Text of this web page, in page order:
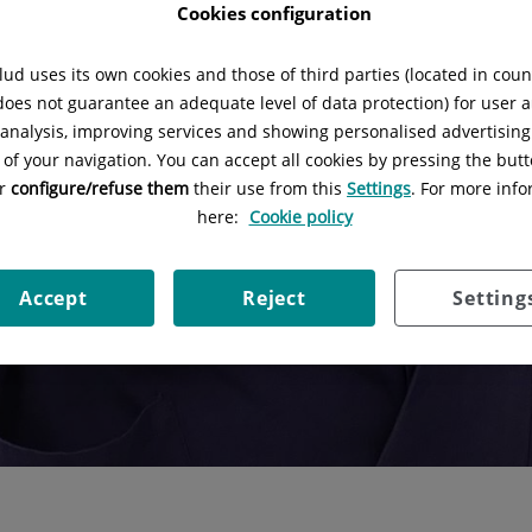
Cookies configuration
uses its own cookies and those of third parties (located in
not guarantee an adequate level of data protection) for user
improving services and showing personalised
your navigation. You can accept all cookies by pressing the
configure/refuse them their use from this Settings. For more
here: Cookie policy
Reject
Accept